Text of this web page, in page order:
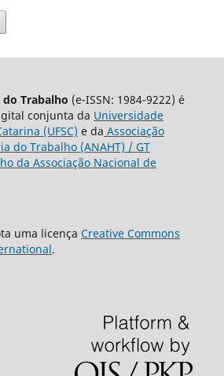
Trabalho (e-ISSN: 1984-9222) é
conjunta da Universidade
(UFSC) e da Associação
do Trabalho (ANAHT) / GT
da Associação Nacional de
uma licença Creative Commons
.